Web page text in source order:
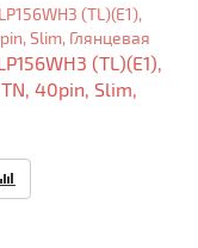
(TL)(E1),
TN, 40pin, Slim,